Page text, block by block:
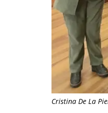
Cristina De La